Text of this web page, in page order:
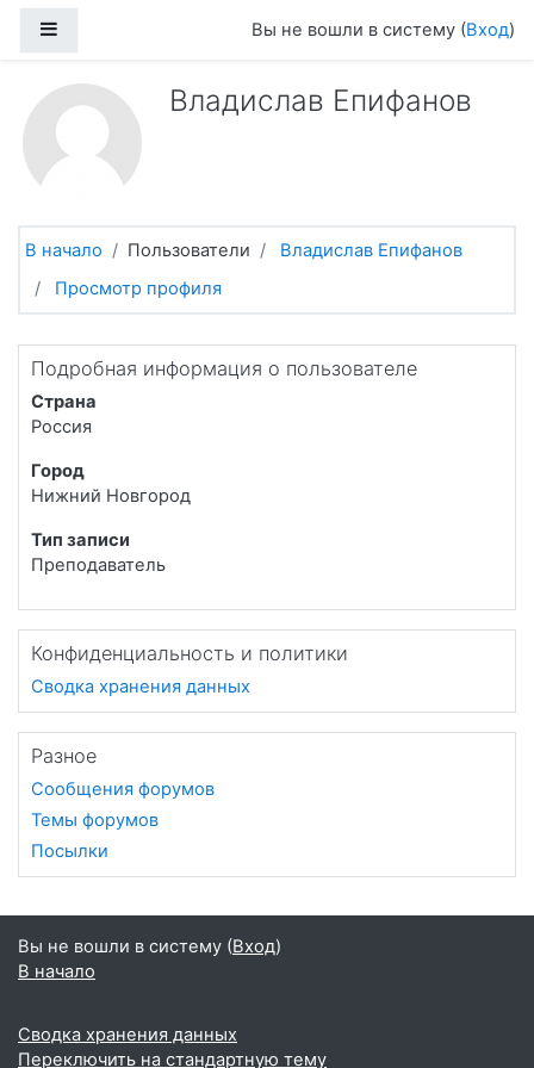
Вы не вошли в систему (Вход)
Владислав Епифанов
В начало Пользователи
Владислав Епифанов
Просмотр профиля
Подробная информация о пользователе
Страна
Россия
Город
Нижний Новгород
Тип записи
Преподаватель
Конфиденциальность и политики
Сводка хранения данных
Разное
Сообщения форумов
Темы форумов
Посылки
Вы не вошли в систему (Вход)
В начало
Сводка хранения данных
Переключить на стандартную тему